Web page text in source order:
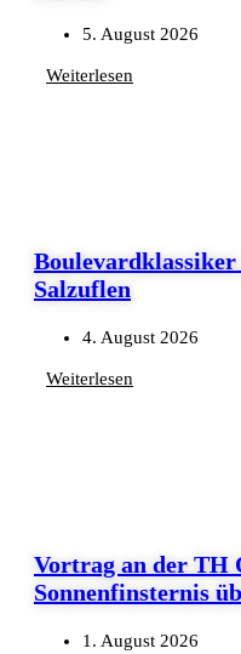
5. August 2026
Weiterlesen
Salzuflen
4. August 2026
Weiterlesen
Vortrag an der TH
Sonnenfinsternis
1. August 2026